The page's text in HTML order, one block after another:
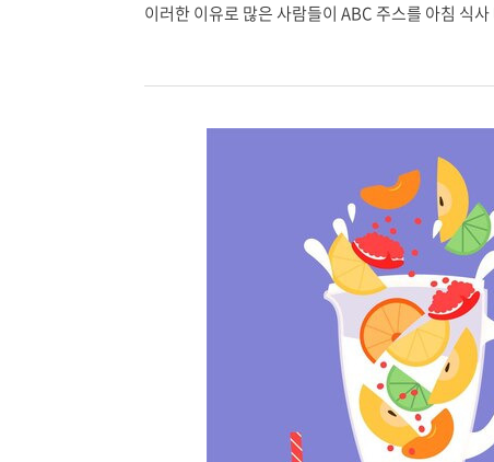
이러한 이유로 많은 사람들이 ABC 주스를 아침 식